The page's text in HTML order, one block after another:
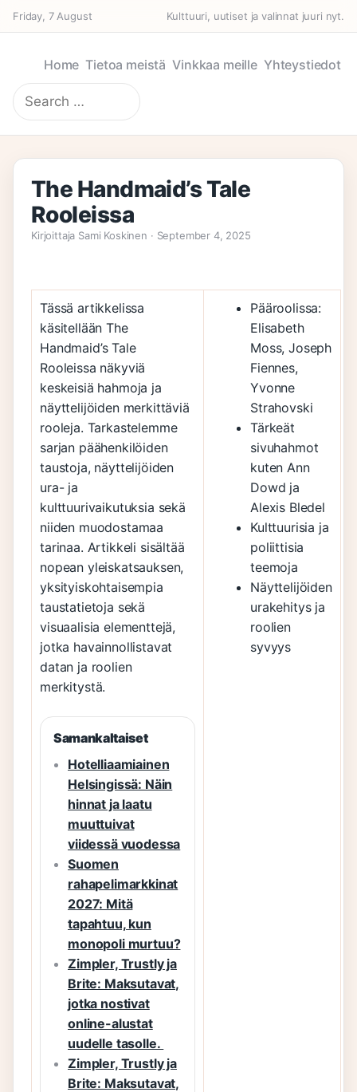
Friday, 7 August Kulttuuri, uutiset ja valinnat juuri nyt.
Home Tietoa meistä Vinkkaa meille Yhteystiedot
Search
for:
The Handmaid’s Tale
Rooleissa
Kirjoittaja Sami Koskinen · September 4, 2025
Tässä artikkelissa
käsitellään The
Handmaid’s Tale
Rooleissa näkyviä
keskeisiä hahmoja ja
näyttelijöiden merkittäviä
rooleja. Tarkastelemme
sarjan päähenkilöiden
taustoja, näyttelijöiden
ura- ja
kulttuurivaikutuksia sekä
niiden muodostamaa
tarinaa. Artikkeli sisältää
nopean yleiskatsauksen,
yksityiskohtaisempia
taustatietoja sekä
visuaalisia elementtejä,
jotka havainnollistavat
datan ja roolien
merkitystä.
Samankaltaiset
Hotelliaamiainen
Helsingissä: Näin
hinnat ja laatu
muuttuivat
viidessä vuodessa
Suomen
rahapelimarkkinat
2027: Mitä
tapahtuu, kun
monopoli murtuu?
Zimpler, Trustly ja
Brite: Maksutavat,
jotka nostivat
online-alustat
uudelle tasolle.
Zimpler, Trustly ja
Brite: Maksutavat,
Pääroolissa:
Elisabeth
Moss, Joseph
Fiennes,
Yvonne
Strahovski
Tärkeät
sivuhahmot
kuten Ann
Dowd ja
Alexis Bledel
Kulttuurisia ja
poliittisia
teemoja
Näyttelijöiden
urakehitys ja
roolien
syvyys